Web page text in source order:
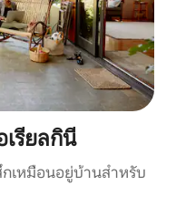
รียลกินี
เหมือนอยู่บ้านสำหรับ